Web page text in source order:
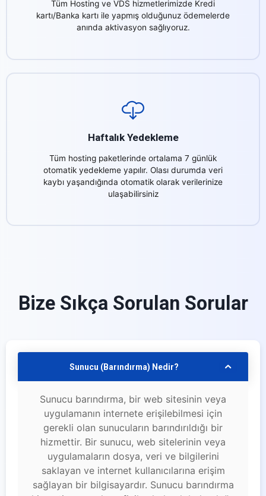
Tüm Hosting ve VDS hizmetlerimizde Kredi
kartı/Banka kartı ile yapmış olduğunuz ödemelerde
anında aktivasyon sağlıyoruz.
Haftalık Yedekleme
Tüm hosting paketlerinde ortalama 7 günlük
otomatik yedekleme yapılır. Olası durumda veri
kaybı yaşandığında otomatik olarak verilerinize
ulaşabilirsiniz
Bize Sıkça Sorulan Sorular
Sunucu (Barındırma) Nedir?
Sunucu barındırma, bir web sitesinin veya
uygulamanın internete erişilebilmesi için
gerekli olan sunucuların barındırıldığı bir
hizmettir. Bir sunucu, web sitelerinin veya
uygulamaların dosya, veri ve bilgilerini
saklayan ve internet kullanıcılarına erişim
sağlayan bir bilgisayardır. Sunucu barındırma